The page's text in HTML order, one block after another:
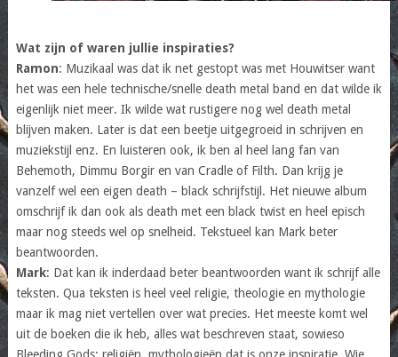
Wat zijn of waren jullie inspiraties?
Ramon: Muzikaal was dat ik net gestopt was met Houwitser want
het was een hele technische/snelle death metal band en dat wilde ik
eigenlijk niet meer. Ik wilde wat rustigere nog wel death metal
blijven maken. Later is dat een beetje uitgegroeid in schrijven en
muziekstijl enz. En luisteren ook, ik ben al heel lang fan van
Behemoth, Dimmu Borgir en van Cradle of Filth. Dan krijg je
vanzelf wel een eigen death – black schrijfstijl. Het nieuwe album
omschrijf ik dan ook als death met een black twist en heel episch
maar nog steeds wel op snelheid. Tekstueel kan Mark beter
beantwoorden.
Mark: Dat kan ik inderdaad beter beantwoorden want ik schrijf alle
teksten. Qua teksten is heel veel religie, theologie en mythologie
maar ik mag niet vertellen over wat precies. Het meeste komt wel
uit de boeken die ik heb, alles wat beschreven staat, sowieso
Bleeding Gods: religiën, mythologieën dat is onze inspiratie. Wie